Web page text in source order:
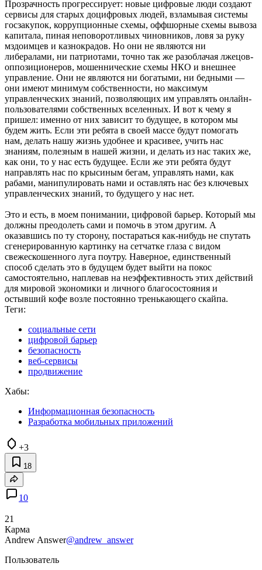
Прозрачность прогрессирует: новые цифровые люди создают
сервисы для старых доцифровых людей, взламывая системы
госзакупок, коррупционные схемы, оффшорные схемы вывоза
капитала, пиная неповоротливых чиновников, ловя за руку
мздоимцев и казнокрадов. Но они не являются ни
либералами, ни патриотами, точно так же разоблачая лжецов-
оппозиционеров, мошеннические схемы НКО и внешнее
управление. Они не являются ни богатыми, ни бедными —
они имеют минимум собственности, но максимум
управленческих знаний, позволяющих им управлять онлайн-
пользователями собственных вселенных. И вот к чему я
пришел: именно от них зависит то будущее, в котором мы
будем жить. Если эти ребята в своей массе будут помогать
нам, делать нашу жизнь удобнее и красивее, учить нас
знаниям, полезным в нашей жизни, и делать из нас таких же,
как они, то у нас есть будущее. Если же эти ребята будут
направлять нас по крысиным бегам, управлять нами, как
рабами, манипулировать нами и оставлять нас без ключевых
управленческих знаний, то будущего у нас нет.
Это и есть, в моем понимании, цифровой барьер. Который мы
должны преодолеть сами и помочь в этом другим. А
оказавшись по ту сторону, постараться как-нибудь не спутать
сгенерированную картинку на сетчатке глаза с видом
свежескошенного луга поутру. Наверное, единственный
способ сделать это в будущем будет выйти на покос
самостоятельно, наплевав на неэффективность этих действий
для мировой экономики и личного благосостояния и
остывший кофе возле постоянно тренькающего скайпа.
Теги:
социальные сети
цифровой барьер
безопасность
веб-сервисы
продвижение
Хабы:
Информационная безопасность
Разработка мобильных приложений
+3
18
10
21
Карма
Andrew Answer@andrew_answer
Пользователь